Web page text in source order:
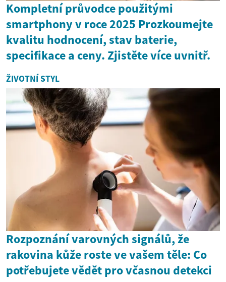
Kompletní průvodce použitými
smartphony v roce 2025 Prozkoumejte
kvalitu hodnocení, stav baterie,
specifikace a ceny. Zjistěte více uvnitř.
ŽIVOTNÍ STYL
Rozpoznání varovných signálů, že
rakovina kůže roste ve vašem těle: Co
potřebujete vědět pro včasnou detekci